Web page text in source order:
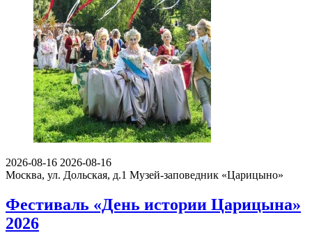
2026-08-16 2026-08-16
Москва, ул. Дольская, д.1 Музей-заповедник «Царицыно»
Фестиваль «День истории Царицына»
2026